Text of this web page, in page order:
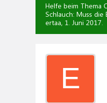
Helfe beim Thema
Schlauch: Muss
ertaa, 1. Juni 2017.
E